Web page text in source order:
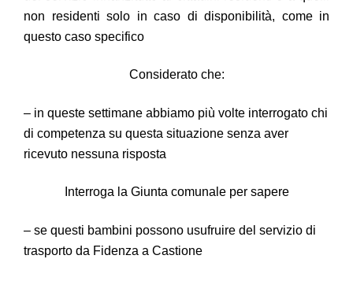
non residenti solo in caso di disponibilità, come in
questo caso specifico
Considerato che:
– in queste settimane abbiamo più volte interrogato chi
di competenza su questa situazione senza aver
ricevuto nessuna risposta
Interroga la Giunta comunale per sapere
– se questi bambini possono usufruire del servizio di
trasporto da Fidenza a Castione